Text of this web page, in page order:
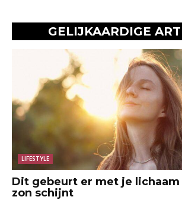
GELIJKAARDIGE
LIFESTYLE
Dit gebeurt er met je lichaam
zon schijnt